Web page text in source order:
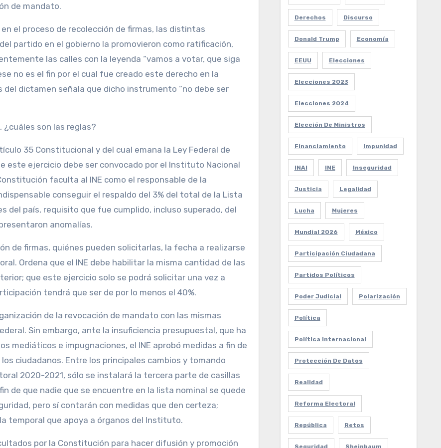
de mandato.
el proceso de recolección de firmas, las distintas
partido en el gobierno la promovieron como ratificación,
las calles con la leyenda “vamos a votar, que siga
no es el fin por el cual fue creado este derecho en la
dictamen señala que dicho instrumento “no debe ser
¿cuáles son las reglas?
35 Constitucional y del cual emana la Ley Federal de
este ejercicio debe ser convocado por el Instituto Nacional
faculta al INE como el responsable de la
conseguir el respaldo del 3% del total de la Lista
del país, requisito que fue cumplido, incluso superado, del
anomalías.
de firmas, quiénes pueden solicitarlas, la fecha a realizarse
Ordena que el INE debe habilitar la misma cantidad de las
que este ejercicio solo se podrá solicitar una vez a
tendrá que ser de por lo menos el 40%.
de la revocación de mandato con las mismas
Sin embargo, ante la insuficiencia presupuestal, que ha
mediáticos e impugnaciones, el INE aprobó medidas a fin de
ciudadanos. Entre los principales cambios y tomando
2020-2021, sólo se instalará la tercera parte de casillas
de que nadie que se encuentre en la lista nominal se quede
pero sí contarán con medidas que den certeza;
temporal que apoya a órganos del Instituto.
por la Constitución para hacer difusión y promoción
Derechos Discurso
Donald Trump Economía
EEUU Elecciones
Elecciones 2023
Elecciones 2024
Elección De Ministros
Financiamiento Impunidad
INAI INE Inseguridad
Justicia Legalidad
Lucha Mujeres
Mundial 2026 México
Participación Ciudadana
Partidos Políticos
Poder Judicial Polarización
Política
Política Internacional
Protección De Datos
Realidad
Reforma Electoral
República Retos
Seguridad Sheinbaum